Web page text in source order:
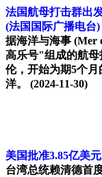
法国航母打击群出
(法国国际广播电台)
据海洋与海事 (Mer
高乐号"组成的航母
伦，开始为期5个
洋。 (2024-11-30)
美国批准3.85亿美
台湾总统赖清德首